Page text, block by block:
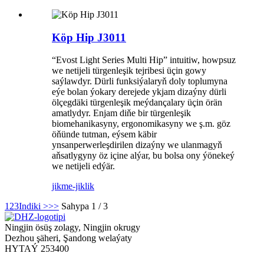
Köp Hip J3011
“Evost Light Series Multi Hip” intuitiw, howpsuz
we netijeli türgenleşik tejribesi üçin gowy
saýlawdyr. Dürli funksiýalaryň doly toplumyna
eýe bolan ýokary derejede ykjam dizaýny dürli
ölçegdäki türgenleşik meýdançalary üçin örän
amatlydyr. Enjam diňe bir türgenleşik
biomehanikasyny, ergonomikasyny we ş.m. göz
öňünde tutman, eýsem käbir
ynsanperwerleşdirilen dizaýny we ulanmagyň
aňsatlygyny öz içine alýar, bu bolsa ony ýönekeý
we netijeli edýär.
jikme-jiklik
1 23Indiki >>> Sahypa 1 / 3
Ningjin ösüş zolagy, Ningjin okrugy
Dezhou şäheri, Şandong welaýaty
HYTAÝ 253400